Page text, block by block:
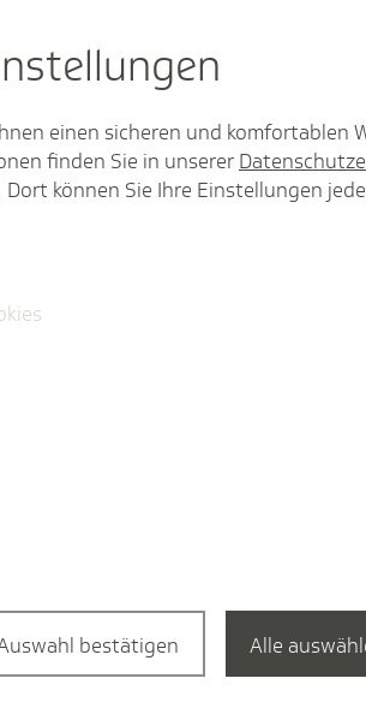
Pres­se­mit­tei­lung
Tag der
Krankenstand
Wochen auf Facharzttermin.
Ob Finanzierung der
medizinischer Versorgung oder
Herausforderungen in der
Lösungen, wie das
einen sicheren und komfortablen
finden Sie in unserer
Dort können Sie Ihre Einstellungen
bestätigen Alle